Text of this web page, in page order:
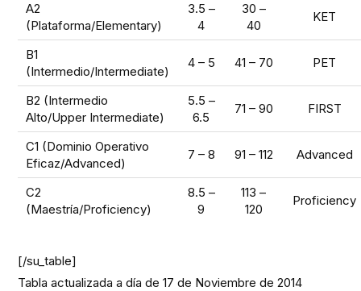
A2
(Plataforma/Elementary)
3.5 –
4
30 –
40
KET
B1
(Intermedio/Intermediate)
4 – 5 41 – 70 PET
B2 (Intermedio
Alto/Upper Intermediate)
5.5 –
6.5
71 – 90 FIRST
C1 (Dominio Operativo
Eficaz/Advanced)
7 – 8 91 – 112 Advanced
C2
(Maestría/Proficiency)
8.5 –
9
113 –
120
Proficiency
[/su_table]
Tabla actualizada a día de 17 de Noviembre de 2014